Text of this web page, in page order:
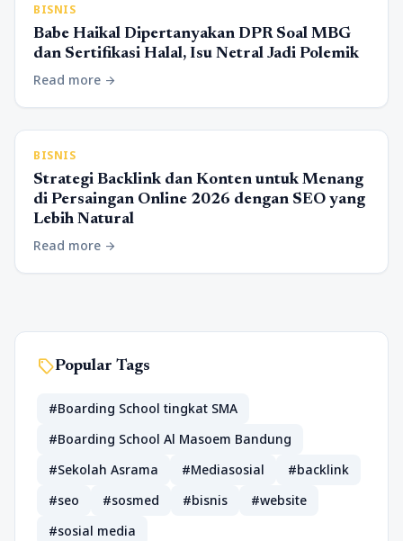
BISNIS
Babe Haikal Dipertanyakan DPR Soal MBG
dan Sertifikasi Halal, Isu Netral Jadi Polemik
Read more arrow_forward
BISNIS
Strategi Backlink dan Konten untuk Menang
di Persaingan Online 2026 dengan SEO yang
Lebih Natural
Read more arrow_forward
sellPopular Tags
#Boarding School tingkat SMA
#Boarding School Al Masoem Bandung
#Sekolah Asrama
#Mediasosial
#backlink
#seo
#sosmed #bisnis
#website
#sosial media